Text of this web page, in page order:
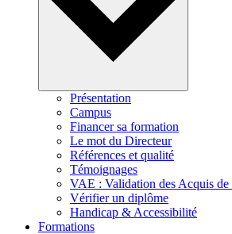
Présentation
Campus
Financer sa formation
Le mot du Directeur
Références et qualité
Témoignages
VAE : Validation des Acquis de
Vérifier un diplôme
Handicap & Accessibilité
Formations